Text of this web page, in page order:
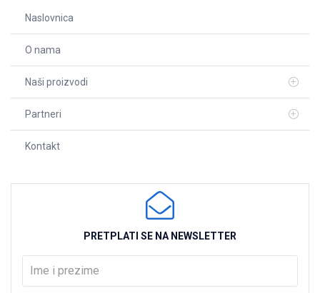
Naslovnica
O nama
Naši proizvodi
Partneri
Kontakt
PRETPLATI SE NA NEWSLETTER